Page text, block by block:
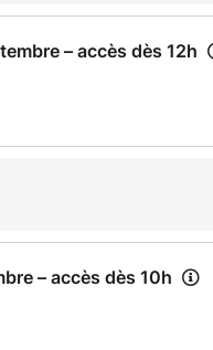
– accès dès 12h
– accès dès 10h